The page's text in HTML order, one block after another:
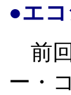
●エ
前
ー・